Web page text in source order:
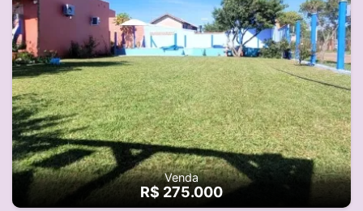
Venda
R$ 275.000